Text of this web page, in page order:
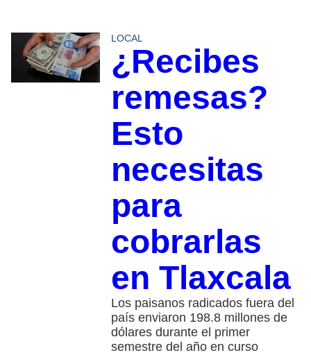
LOCAL
¿Recibes
remesas?
Esto
necesitas
para
cobrarlas
en Tlaxcala
Los paisanos radicados fuera del
país enviaron 198.8 millones de
dólares durante el primer
semestre del año en curso